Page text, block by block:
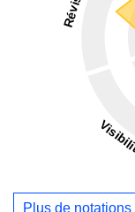
Plus de notations